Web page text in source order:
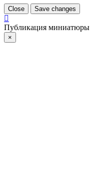
Close Save changes
Публикация миниатюры
×